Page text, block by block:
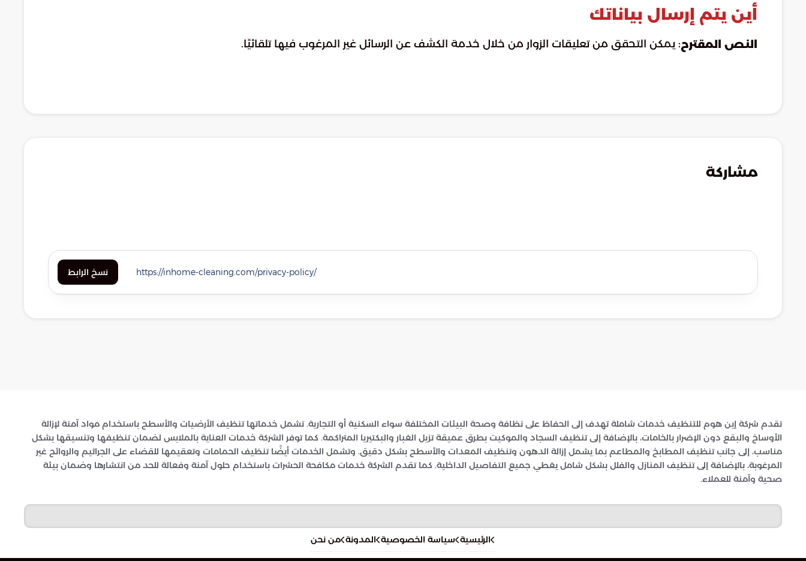
أين يتم إرسال بياناتك
النص المقترح: يمكن التحقق من تعليقات الزوار من خلال خدمة الكشف عن الرسائل غير المرغوب فيها تلقائيًا.
مشاركة
نسخ الرابط
تقدم شركة إين هوم للتنظيف خدمات شاملة تهدف إلى الحفاظ على نظافة وصحة البيئات المختلفة سواء السكنية أو التجارية. تشمل خدماتها تنظيف الأرضيات والأسطح باستخدام مواد آمنة لإزالة
الأوساخ والبقع دون الإضرار بالخامات، بالإضافة إلى تنظيف السجاد والموكيت بطرق عميقة تزيل الغبار والبكتيريا المتراكمة. كما توفر الشركة خدمات العناية بالملابس لضمان تنظيفها وتنسيقها بشكل
مناسب، إلى جانب تنظيف المطابخ والمطاعم بما يشمل إزالة الدهون وتنظيف المعدات والأسطح بشكل دقيق. وتشمل الخدمات أيضًا تنظيف الحمامات وتعقيمها للقضاء على الجراثيم والروائح غير
المرغوبة، بالإضافة إلى تنظيف المنازل والفلل بشكل شامل يغطي جميع التفاصيل الداخلية. كما تقدم الشركة خدمات مكافحة الحشرات باستخدام حلول آمنة وفعالة للحد من انتشارها وضمان بيئة
صحية وآمنة للعملاء.
الرئيسية سياسة الخصوصية المدونة من نحن